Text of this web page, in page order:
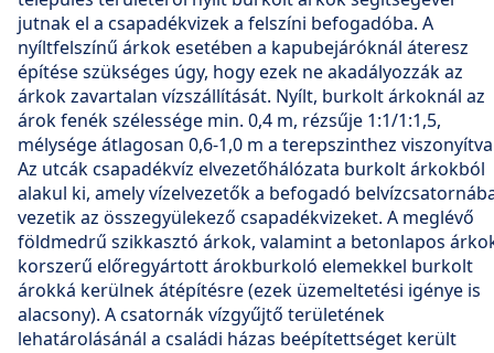
jutnak el a csapadékvizek a felszíni befogadóba. A
nyíltfelszínű árkok esetében a kapubejáróknál áteresz
építése szükséges úgy, hogy ezek ne akadályozzák az
árkok zavartalan vízszállítását. Nyílt, burkolt árkoknál az
árok fenék szélessége min. 0,4 m, rézsűje 1:1/1:1,5,
mélysége átlagosan 0,6-1,0 m a terepszinthez
Az utcák csapadékvíz elvezetőhálózata burkolt árkokból
alakul ki, amely vízelvezetők a befogadó
vezetik az összegyülekező csapadékvizeket. A meglévő
földmedrű szikkasztó árkok, valamint a betonlapos
korszerű előregyártott árokburkoló elemekkel burkolt
árokká kerülnek átépítésre (ezek üzemeltetési igénye is
alacsony). A csatornák vízgyűjtő területének
lehatárolásánál a családi házas beépítettséget került